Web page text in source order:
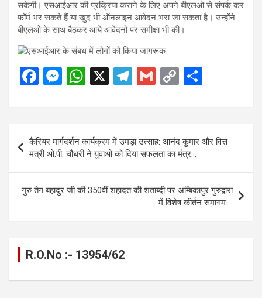
सकेगी। एसआईआर की प्रक्रिया कराने के लिए अपने बीएलओ से संपर्क कर
फॉर्म भर सकते हैं या खुद भी ऑनलाइन आवेदन भरा जा सकता है। उन्होंने
बीएलओ के साथ बैठकर आये आवेदनों पर समीक्षा भी की।
F
ce
b
o
o
k
M
se
n
g
er
W
at
s
A
p
p
X
T
e
a
m
G
ail
C
py
n
k
ar
e
Post
navigation
कैरियर मार्गदर्शन कार्यक्रम में उमड़ा उत्साह: आनंद कुमार और वित्त
मंत्री ओ.पी. चौधरी ने युवाओं को दिया सफलता का मंत्र…
गुरु तेग बहादुर जी की 350वीं शहादत की शताब्दी पर अम्बिकापुर गुरुद्वारा
में विशेष कीर्तन समागम….
R.O.No :- 13954/62